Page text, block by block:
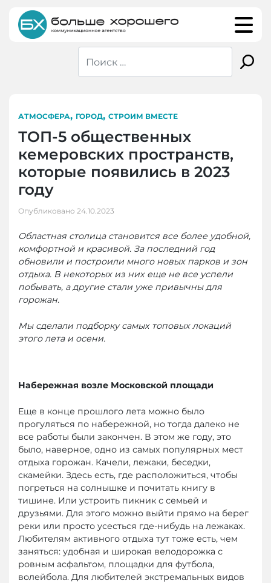
content
АТМОСФЕРА, ГОРОД, СТРОИМ ВМЕСТЕ
ТОП-5 общественных
кемеровских пространств,
которые появились в 2023
году
Опубликовано 24.10.2023
Областная столица становится все более удобной,
комфортной и красивой. За последний год
обновили и построили много новых парков и зон
отдыха. В некоторых из них еще не все успели
побывать, а другие стали уже привычны для
горожан.
Мы сделали подборку самых топовых локаций
этого лета и осени.
Набережная возле Московской площади
Еще в конце прошлого лета можно было
прогуляться по набережной, но тогда далеко не
все работы были закончен. В этом же году, это
было, наверное, одно из самых популярных мест
отдыха горожан. Качели, лежаки, беседки,
скамейки. Здесь есть, где расположиться, чтобы
погреться на солнышке и почитать книгу в
тишине. Или устроить пикник с семьей и
друзьями. Для этого можно выйти прямо на берег
реки или просто усесться где-нибудь на лежаках.
Любителям активного отдыха тут тоже есть, чем
заняться: удобная и широкая велодорожка с
ровным асфальтом, площадки для футбола,
волейбола. Для любителей экстремальных видов